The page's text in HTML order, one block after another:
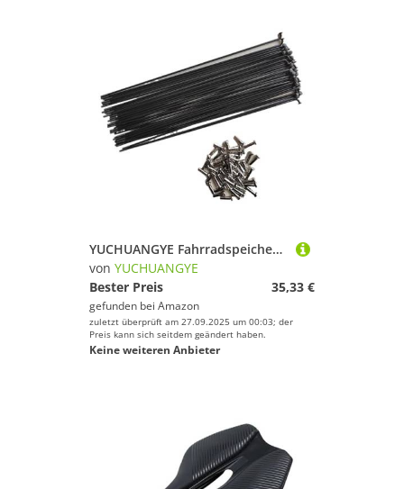
YUCHUANGYE Fahrradspeichen 40PCS 202mm-258mm Fahrrad Speichen 14G Edelstahl(227mm)
von YUCHUANGYE
Bester Preis
35,33 €
gefunden bei Amazon
zuletzt überprüft am 27.09.2025 um 00:03; der
Preis kann sich seitdem geändert haben.
Keine weiteren Anbieter